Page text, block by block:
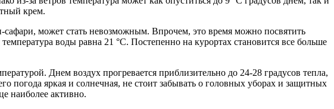
крем.
может стать невозможным. Впрочем, это время можно посвятить
воды равна 21 °С. Постепенно на курортах становится все больше
Днем воздух прогревается приблизительно до 24-28 градусов тепла,
погода яркая и солнечная, не стоит забывать о головных уборах и защитных
наиболее активно.